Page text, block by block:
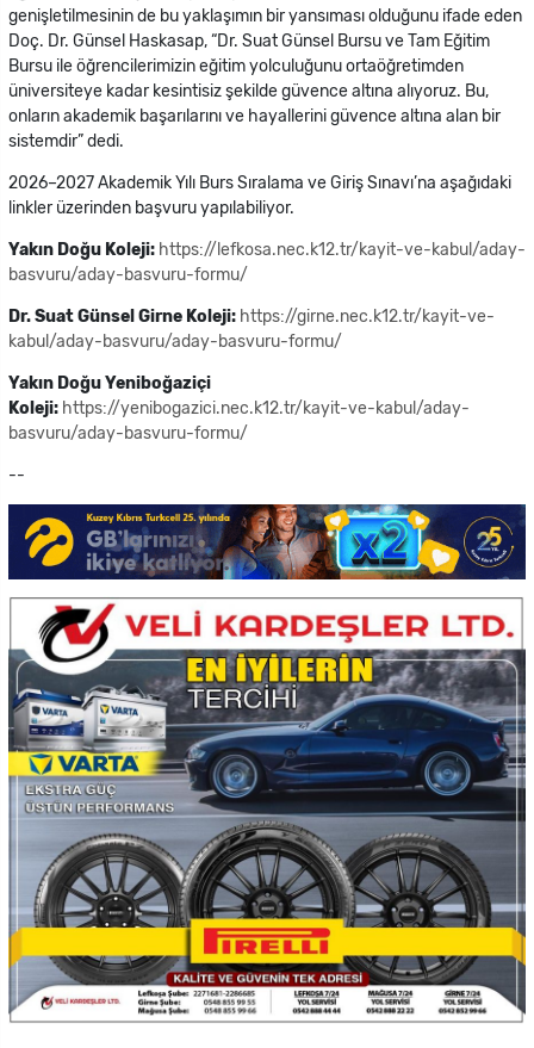
genişletilmesinin de bu yaklaşımın bir yansıması olduğunu ifade eden
Doç. Dr. Günsel Haskasap, “Dr. Suat Günsel Bursu ve Tam Eğitim
Bursu ile öğrencilerimizin eğitim yolculuğunu ortaöğretimden
üniversiteye kadar kesintisiz şekilde güvence altına alıyoruz. Bu,
onların akademik başarılarını ve hayallerini güvence altına alan bir
sistemdir” dedi.
2026–2027 Akademik Yılı Burs Sıralama ve Giriş Sınavı’na aşağıdaki
linkler üzerinden başvuru yapılabiliyor.
Yakın Doğu Koleji: https://lefkosa.nec.k12.tr/kayit-ve-kabul/aday-
basvuru/aday-basvuru-formu/
Dr. Suat Günsel Girne Koleji: https://girne.nec.k12.tr/kayit-ve-
kabul/aday-basvuru/aday-basvuru-formu/
Yakın Doğu Yeniboğaziçi
Koleji: https://yenibogazici.nec.k12.tr/kayit-ve-kabul/aday-
basvuru/aday-basvuru-formu/
--